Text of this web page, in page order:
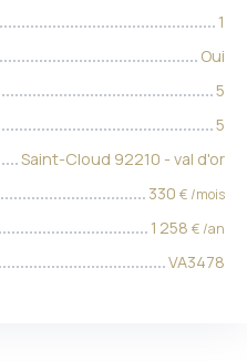
1
Oui
5
5
Saint-Cloud 92210 - val d'or
330 € /mois
1 258 € /an
VA3478